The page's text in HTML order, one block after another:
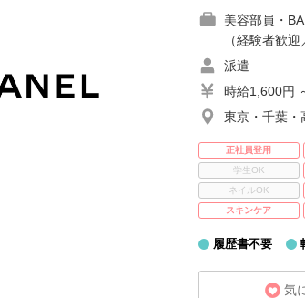
美容部員・BA
（経験者歓
派遣
時給1,600円
東京・千葉・
正社員登用
学生OK
ネイルOK
スキンケア
履歴書不要
気